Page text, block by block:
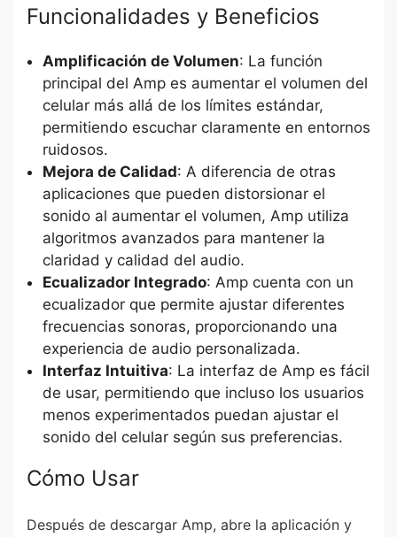
Funcionalidades y Beneficios
Amplificación de Volumen: La función
principal del Amp es aumentar el volumen del
celular más allá de los límites estándar,
permitiendo escuchar claramente en entornos
ruidosos.
Mejora de Calidad: A diferencia de otras
aplicaciones que pueden distorsionar el
sonido al aumentar el volumen, Amp utiliza
algoritmos avanzados para mantener la
claridad y calidad del audio.
Ecualizador Integrado: Amp cuenta con un
ecualizador que permite ajustar diferentes
frecuencias sonoras, proporcionando una
experiencia de audio personalizada.
Interfaz Intuitiva: La interfaz de Amp es fácil
de usar, permitiendo que incluso los usuarios
menos experimentados puedan ajustar el
sonido del celular según sus preferencias.
Cómo Usar
Después de descargar Amp, abre la aplicación y